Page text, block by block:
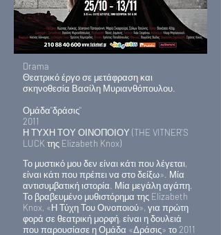
Drama
Θεατρικό έργο σε μετάφραση και
σκηνοθεσία Βασίλη Μυριανθόπουλου.
Ομάδα"δράσις"
2011
Η ΤΥΧΗ ΤΟΥ ΟΙΝΟΠΟΙΟΥ (THE VITNER'S
LUCK της Elizabeth Knox)
Το μυστικό μου δεν είναι κάτι που λέγεται,
είναι κάτι που πρέπει να στο δείξω». Μία
αντισυμβατική ιστορία. Μία μεγάλη αγάπη.
Το βραβευμένο μυθιστόρημα της Elizabeth
Knox, «Η Τύχη Του Οινοποιού», για πρώτη
φορά σε θεατρική μορφή, είναι η δουλειά
που παρουσίασε η Ομάδα «Δράσις» το 2011